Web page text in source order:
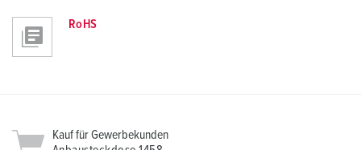
RoHS
Kauf für Gewerbekunden